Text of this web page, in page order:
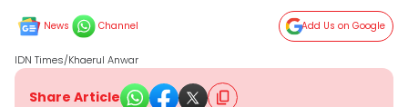
News Channel Add Us on Google
IDN Times/Khaerul Anwar
Share Article